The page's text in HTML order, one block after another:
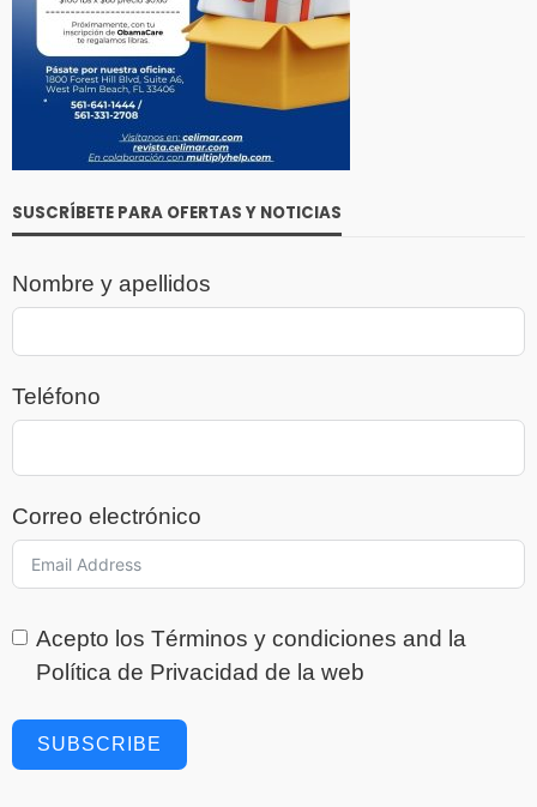
SUSCRÍBETE PARA OFERTAS Y NOTICIAS
Nombre y apellidos
Teléfono
Correo electrónico
Acepto los Términos y condiciones and la
Política de Privacidad de la web
SUBSCRIBE